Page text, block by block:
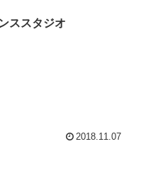
ススタジオ
2018.11.07